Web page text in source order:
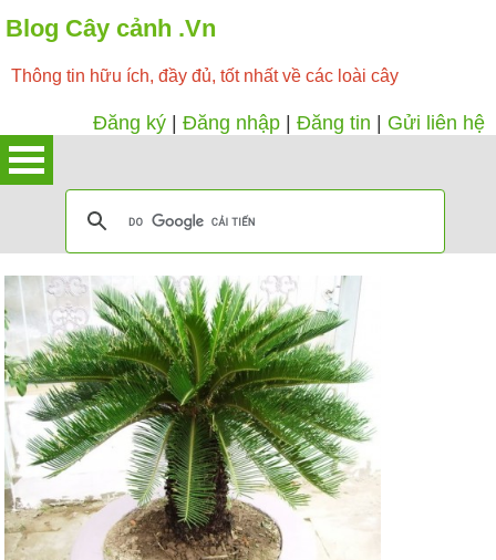
Blog Cây cảnh .Vn
Thông tin hữu ích, đầy đủ, tốt nhất về các loài cây
Đăng ký Đăng nhập Đăng tin Gửi liên hệ